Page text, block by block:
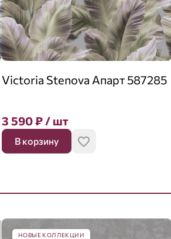
Victoria Stenova Апарт 587285
3 590₽/ шт
В корзину
НОВЫЕ КОЛЛЕКЦИИ